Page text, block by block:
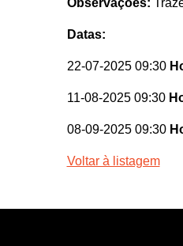
Observações:
Datas:
22-07-2025 09:30
11-08-2025 09:30
08-09-2025 09:30
Voltar à listagem